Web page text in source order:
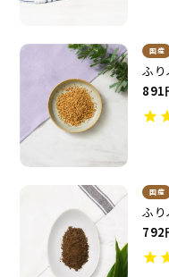
ソフトスティック
国産
ふ
891
国産
ふ
792